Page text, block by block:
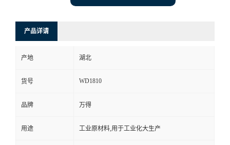
产品详请
产地 湖北
货号 WD1810
品牌 万得
用途 工业原材料,用于工业化大生产